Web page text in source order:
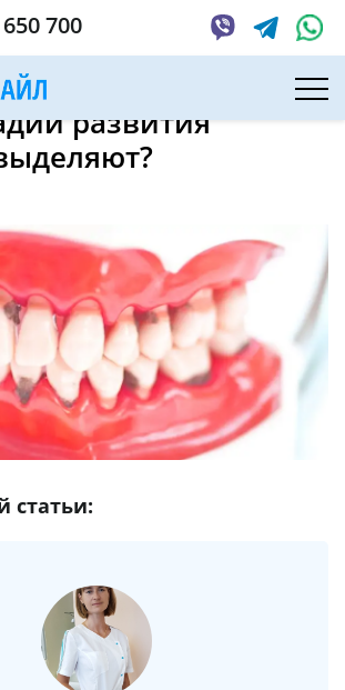
700
кариеса выделяют?
развития
статьи: